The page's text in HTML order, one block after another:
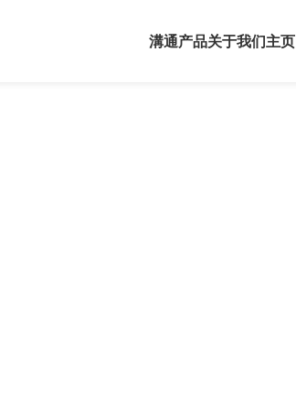
主页
关于我们
产品
溝通